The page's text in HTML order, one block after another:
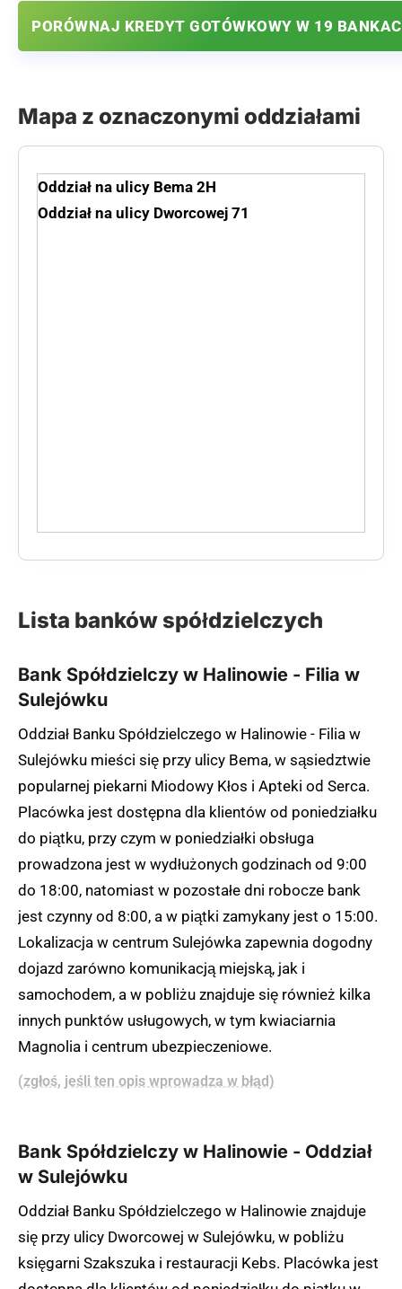
PORÓWNAJ KREDYT GOTÓWKOWY W 19
Mapa z oznaczonymi oddziałami
Oddział na ulicy Bema 2H
Oddział na ulicy Dworcowej 71
Lista banków spółdzielczych
Bank Spółdzielczy w Halinowie - Filia w
Sulejówku
Oddział Banku Spółdzielczego w Halinowie - Filia w
Sulejówku mieści się przy ulicy Bema, w sąsiedztwie
popularnej piekarni Miodowy Kłos i Apteki od Serca.
Placówka jest dostępna dla klientów od poniedziałku
do piątku, przy czym w poniedziałki obsługa
prowadzona jest w wydłużonych godzinach od 9:00
do 18:00, natomiast w pozostałe dni robocze bank
jest czynny od 8:00, a w piątki zamykany jest o 15:00.
Lokalizacja w centrum Sulejówka zapewnia dogodny
dojazd zarówno komunikacją miejską, jak i
samochodem, a w pobliżu znajduje się również kilka
innych punktów usługowych, w tym kwiaciarnia
Magnolia i centrum ubezpieczeniowe.
(zgłoś, jeśli ten opis wprowadza w błąd)
Bank Spółdzielczy w Halinowie - Oddział
w Sulejówku
Oddział Banku Spółdzielczego w Halinowie znajduje
się przy ulicy Dworcowej w Sulejówku, w pobliżu
księgarni Szakszuka i restauracji Kebs. Placówka jest